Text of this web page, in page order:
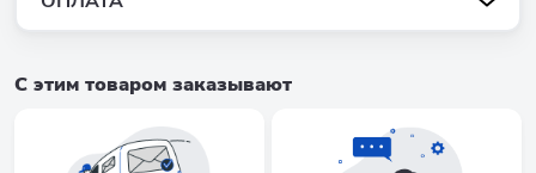
С этим товаром заказывают